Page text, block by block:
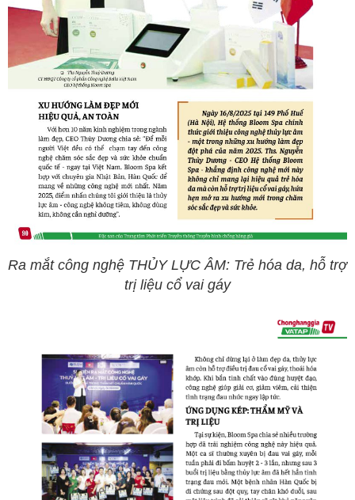
Ra mắt công nghệ THỦY LỰC ÂM: Trẻ hóa da, hỗ trợ
trị liệu cổ vai gáy